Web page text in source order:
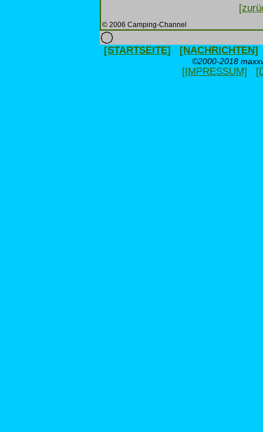
© 2006 Camping-Channel
[STARTSEITE] [NACHRICHTEN]
©2000-2018
[IMPRESSUM]